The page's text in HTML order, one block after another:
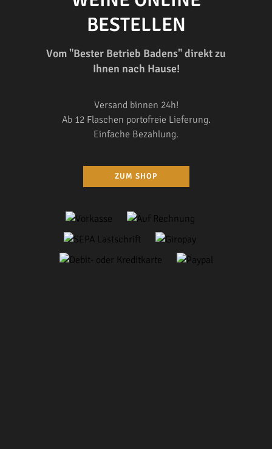
BESTELLEN
Vom "Bester Betrieb Badens" direkt zu
Ihnen nach Hause!
Versand binnen 24h!
Ab 12 Flaschen portofreie Lieferung.
Einfache Bezahlung.
ZUM SHOP